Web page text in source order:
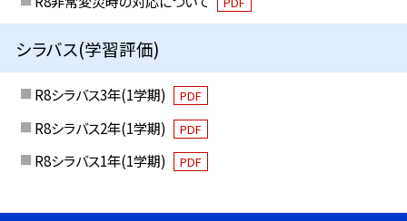
シラバス(学習評価)
R8シラバス3年(1学期) PDF
R8シラバス2年(1学期) PDF
R8シラバス1年(1学期) PDF